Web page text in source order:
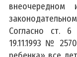
Согласно ст. 6
19.11.1993 №